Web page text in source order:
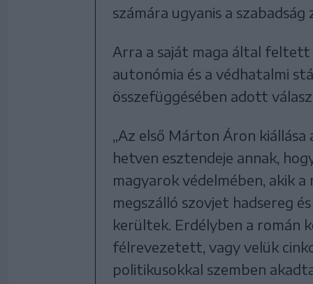
számára ugyanis a
Arra a saját maga által
autonómia és a védhatalmi
összefüggésében adott
„Az első Márton Áron
hetven esztendeje annak,
magyarok védelmében, akik
megszálló szovjet hadsereg
kerültek. Erdélyben a román
félrevezetett, vagy velük
politikusokkal szemben